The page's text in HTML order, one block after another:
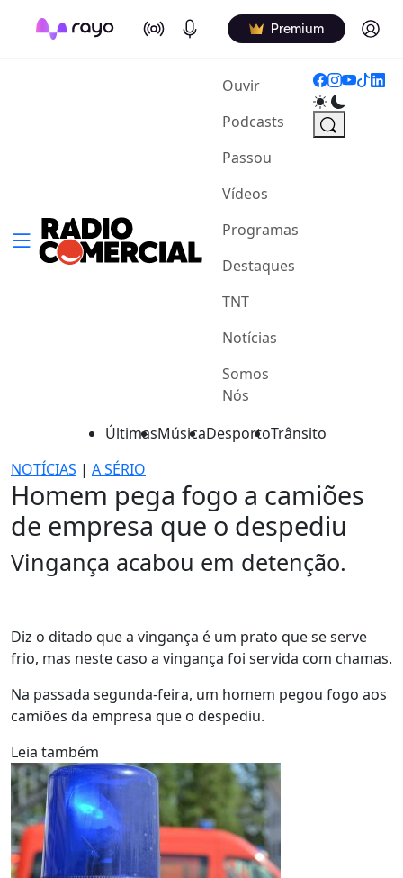
On Air Podcasts Premium Log in
Ouvir(current)
Podcasts
Passou
Vídeos
Programas
Destaques
TNT
Notícias
Somos
Nós
ÚltimasMúsicaDesportoTrânsito
NOTÍCIAS | A SÉRIO
Homem pega fogo a camiões
de empresa que o despediu
Vingança acabou em detenção.
Diz o ditado que a vingança é um prato que se serve
frio, mas neste caso a vingança foi servida com chamas.
Na passada segunda-feira, um homem pegou fogo aos
camiões da empresa que o despediu.
Leia também